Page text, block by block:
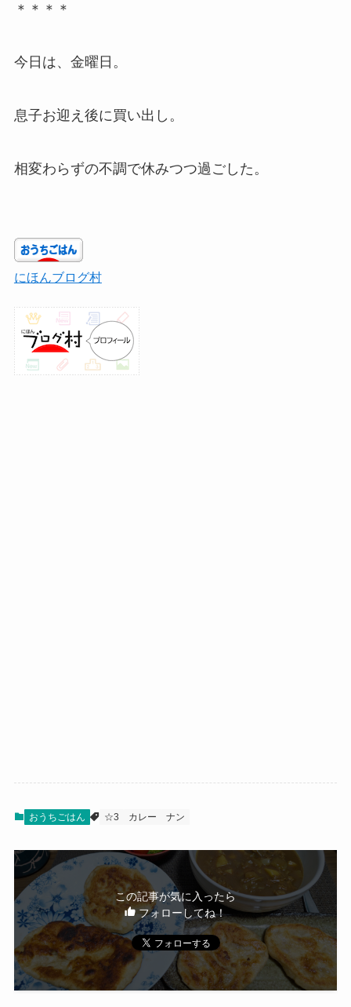
＊＊＊＊
今日は、金曜日。
息子お迎え後に買い出し。
相変わらずの不調で休みつつ過ごした。
にほんブログ村
おうちごはん ☆3 カレー ナン
この記事が気に入ったら
フォローしてね！